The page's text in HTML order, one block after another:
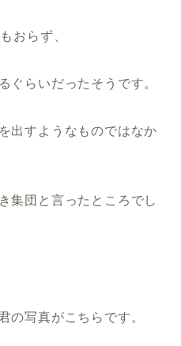
おらず、
ぐらいだったそうです。
出すようなものではなか
集団と言ったところでし
の写真がこちらです。